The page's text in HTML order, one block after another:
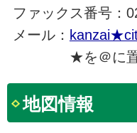
ファックス番号：
メール：
★を＠に置き
地図情報